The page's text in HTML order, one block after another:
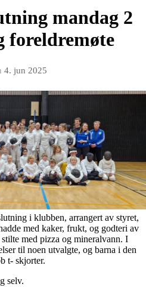
mandag 2
foreldremøte
4. jun 2025
i klubben, arrangert av styret,
med kaker, frukt, og godteri av
med pizza og mineralvann. I
til noen utvalgte, og barna i den
t- skjorter.
selv.